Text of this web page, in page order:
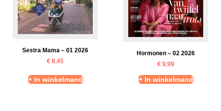
Sestra Mama – 01 2026
€ 8,45
+ In winkelmand
Hormonen – 02 2026
€ 9,99
+ In winkelmand